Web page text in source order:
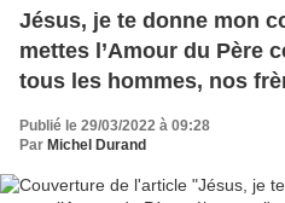
Jésus, je te donne mon
mettes l’Amour du Père
tous les hommes, nos
Publié le 29/03/2022 à 09:28
Par Michel Durand